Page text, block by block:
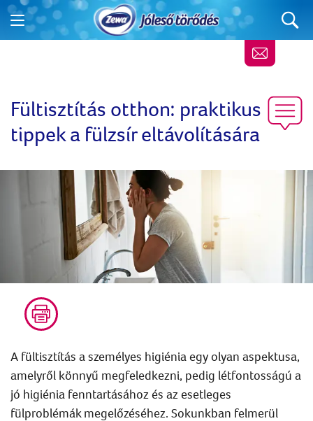
Fültisztítás otthon: praktikus
tippek a fülzsír eltávolítására
A fültisztítás a személyes higiénia egy olyan aspektusa,
amelyről könnyű megfeledkezni, pedig létfontosságú a
jó higiénia fenntartásához és az esetleges
fülproblémák megelőzéséhez. Sokunkban felmerül